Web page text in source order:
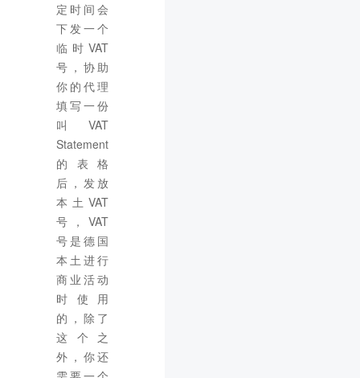
定时间会
下发一个
临时VAT
号，协助
你的代理
填写一份
叫VAT
Statement
的表格
后，发放
本土VAT
号，VAT
号是德国
本土进行
商业活动
时使用
的，除了
这个之
外，你还